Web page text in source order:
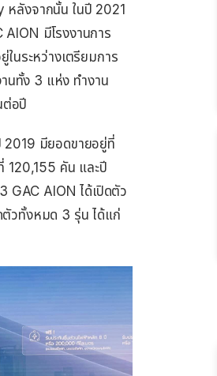
หลังจากนั้น ในปี 2021
มีโรงงานการ
นระหว่างเตรียมการ
านทั้ง 3 แห่ง ทำงาน
ต่อปี
2019 มียอดขายอยู่ที่
คัน และปี
GAC AION ได้เปิดตัว
ตัวทั้งหมด 3 รุ่น ได้แก่